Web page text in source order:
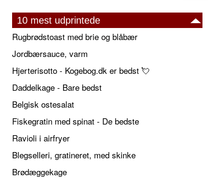
10 mest udprintede
Rugbrødstoast med brie og blåbær
Jordbærsauce, varm
Hjerterisotto - Kogebog.dk er bedst 💘
Daddelkage - Bare bedst
Belgisk ostesalat
Fiskegratin med spinat - De bedste
Ravioli i airfryer
Blegselleri, gratineret, med skinke
Brødæggekage